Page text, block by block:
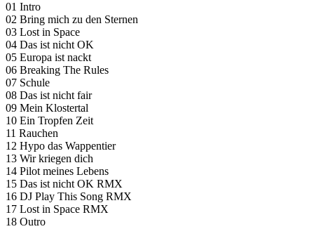
01 Intro
02 Bring mich zu den Sternen
03 Lost in Space
04 Das ist nicht OK
05 Europa ist nackt
06 Breaking The Rules
07 Schule
08 Das ist nicht fair
09 Mein Klostertal
10 Ein Tropfen Zeit
11 Rauchen
12 Hypo das Wappentier
13 Wir kriegen dich
14 Pilot meines Lebens
15 Das ist nicht OK RMX
16 DJ Play This Song RMX
17 Lost in Space RMX
18 Outro